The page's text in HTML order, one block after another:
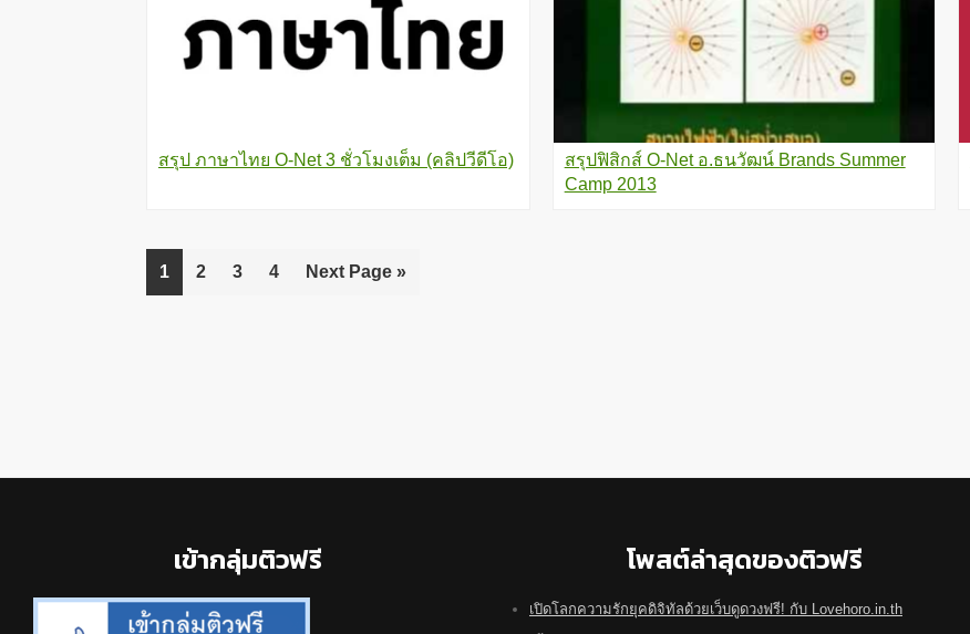
สรุป ภาษาไทย O-Net 3 ชั่วโมงเต็ม (คลิปวีดีโอ)
สรุปฟิสิกส์ O-Net อ.ธนวัฒน์ Brands Summer
Camp 2013
Go
to
1
Go
2
Go
3
Go
4
Go
Next Page »
เข้ากลุ่มติวฟรี โพสต์ล่าสุดของติวฟรี
เปิดโลกความรักยุคดิจิทัลด้วยเว็บดูดวงฟรี! กับ Lovehoro.in.th